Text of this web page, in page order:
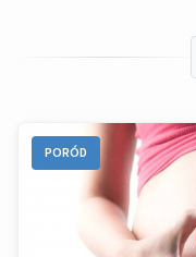
PORÓD